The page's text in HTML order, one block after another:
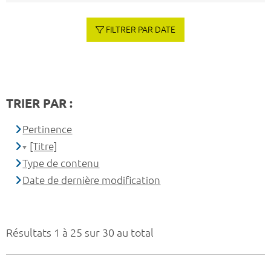
Résultats 1 à 25 sur 30 au total
FILTRER PAR DATE
TRIER PAR :
Pertinence
[Titre]
Type de contenu
Date de dernière modification